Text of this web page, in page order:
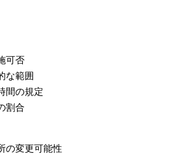
可否
な範囲
間の規定
割合
の変更可能性